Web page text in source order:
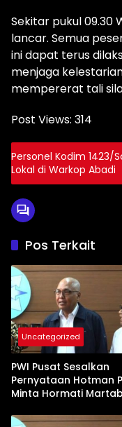
Sekitar pukul 09.30
lancar. Semua
ini dapat terus
menjaga
mempererat tali
Post Views: 314
Personel Kodim 1423/
Lokal di Warkop Abadi
Pos Terkait
Uncategorized
PWI Pusat Sesalkan
Pernyataan Hotman
Minta Hormati
Kemerdekaan Pers